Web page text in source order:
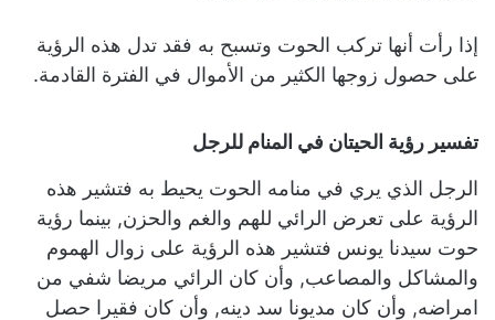
إذا رأت أنها تركب الحوت وتسبح به فقد تدل هذه الرؤية
على حصول زوجها الكثير من الأموال في الفترة القادمة.
تفسير رؤية الحيتان في المنام للرجل
الرجل الذي يري في منامه الحوت يحيط به فتشير هذه
الرؤية على تعرض الرائي للهم والغم والحزن, بينما رؤية
حوت سيدنا يونس فتشير هذه الرؤية على زوال الهموم
والمشاكل والمصاعب, وأن كان الرائي مريضا شفي من
امراضه, وأن كان مديونا سد دينه, وأن كان فقيرا حصل